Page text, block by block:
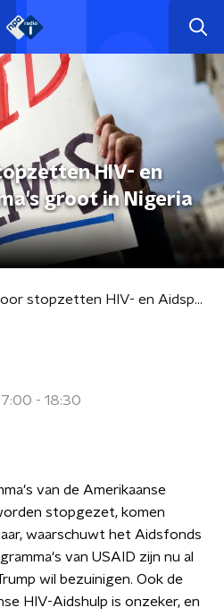
HIV- en
groot in Nigeria
Angst voor stopzetten HIV- en Aidsprogramma's groot in Nigeria
- 18:30
van de Amerikaanse
stopgezet, komen
waarschuwt het Aidsfonds
van USAID zijn nu al
wil bezuinigen. Ook de
HIV-Aidshulp is onzeker, en